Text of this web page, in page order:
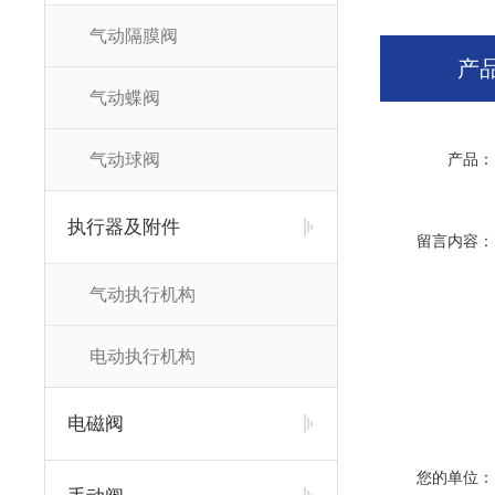
气动隔膜阀
气动蝶阀
气动球阀
执行器及附件
气动执行机构
电动执行机构
电磁阀
产
产品：
留言内容：
您的单位：